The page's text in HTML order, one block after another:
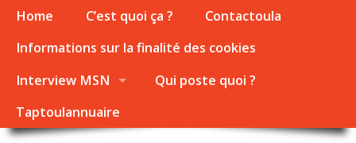
Home C’est quoi ça ?
Contactoula
Informations sur la finalité des cookies
Interview MSN
Qui poste quoi ?
Taptoulannuaire